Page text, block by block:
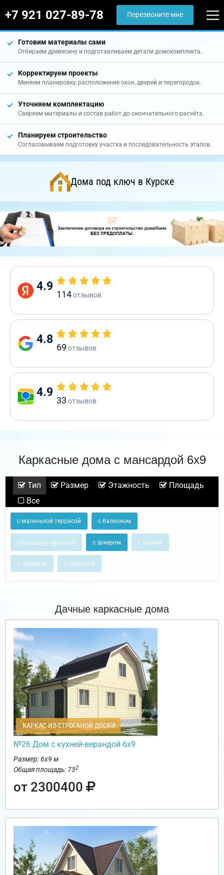
+7 921 027-89-78 Перезвоните мне
Готовим материалы сами
Отбираем древесину и подготавливаем детали домокомплекта.
Корректируем проекты
Меняем планировку, расположение окон, дверей и перегородок.
Уточняем комплектацию
Сверяем материалы и состав работ до окончательного расчёта.
Планируем строительство
Согласовываем подготовку участка и последовательность этапов.
Дома под ключ в Курске
4.9
114отзывов
4.8
69 отзывов
4.9
33 отзывов
Каркасные дома с мансардой 6х9
Тип Размер Этажность
Площадь
Все
с маленькой террасой с балконом
с большой террасой с эркером с сауной
с гаражом с террасой
Дачные каркасные дома
КАРКАС ИЗ СТРОГАНОЙ ДОСКИ
№26 Дом с кухней-верандой 6х9
Размер: 6х9 м
Общая площадь: 732
от 2300400